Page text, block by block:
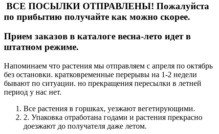
ВСЕ ПОСЫЛКИ ОТПРАВЛЕНЫ! Пожалуйста
по прибытию получайте как можно скорее.
Прием заказов в каталоге весна-лето идет в
штатном режиме.
Напоминаем что растения мы отправляем с апреля по октябрь
без остановки. кратковременные перерывы на 1-2 недели
бывают по ситуации. но прекращения пересылки в летней
период у нас нет.
Все растения в горшках, уезжают вегетирующими.
2. Упаковка отработана годами и растения прекрасно
доезжают до получателя даже летом.